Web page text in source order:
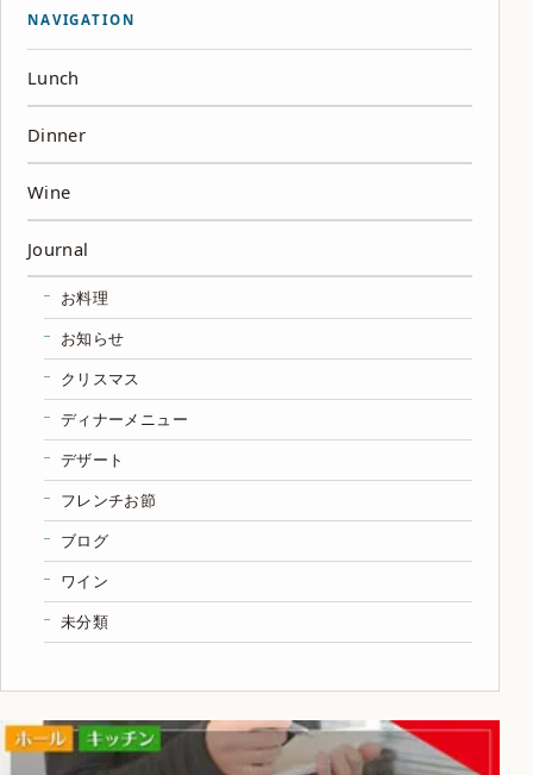
NAVIGATION
Lunch
Dinner
Wine
Journal
お料理
お知らせ
クリスマス
ディナーメニュー
デザート
フレンチお節
ブログ
ワイン
未分類